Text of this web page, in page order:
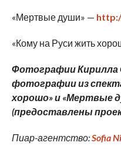
«Мертвые души» —
«Кому на Руси жить
Фотографии Кирилла
фотографии из
хорошо» и «Мертвые
(предоставлены
Пиар-агентство:Sofia